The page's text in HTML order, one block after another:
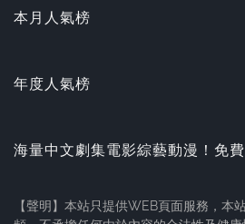
本月人氣榜
年度人氣榜
海量中文劇集電影綜藝動漫！免
【聲明】本站只提供WEB頁面服務，本